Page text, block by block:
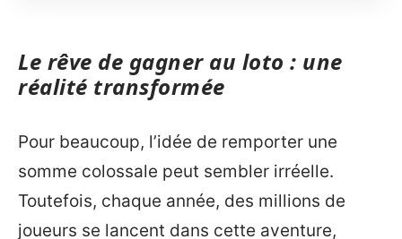
Le rêve de gagner au loto : une
réalité transformée
Pour beaucoup, l’idée de remporter une
somme colossale peut sembler irréelle.
Toutefois, chaque année, des millions de
joueurs se lancent dans cette aventure,